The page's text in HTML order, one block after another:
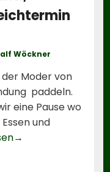
Wöckner
Moder von
paddeln.
eine Pause wo
und
Paddeltour auf der
→